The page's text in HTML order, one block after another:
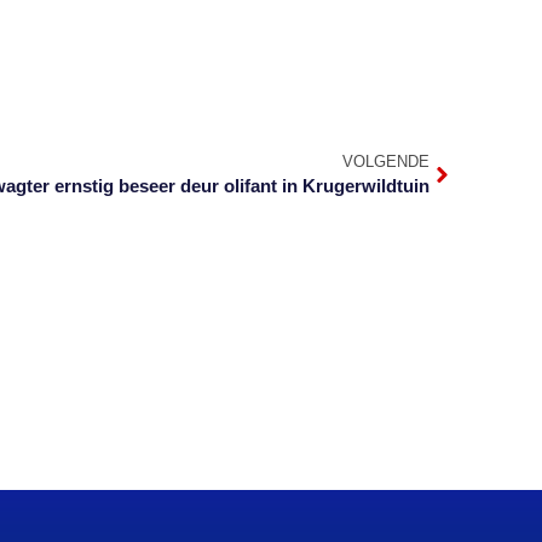
VOLGENDE
ernstig beseer deur olifant in Krugerwildtuin